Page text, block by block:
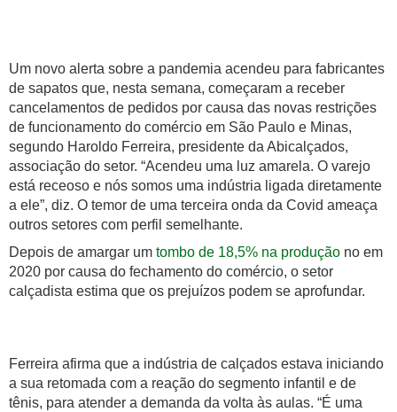
Um novo alerta sobre a pandemia acendeu para fabricantes
de sapatos que, nesta semana, começaram a receber
cancelamentos de pedidos por causa das novas restrições
de funcionamento do comércio em São Paulo e Minas,
segundo Haroldo Ferreira, presidente da Abicalçados,
associação do setor. “Acendeu uma luz amarela. O varejo
está receoso e nós somos uma indústria ligada diretamente
a ele”, diz. O temor de uma terceira onda da Covid ameaça
outros setores com perfil semelhante.
Depois de amargar um tombo de 18,5% na produção no em
2020 por causa do fechamento do comércio, o setor
calçadista estima que os prejuízos podem se aprofundar.
Ferreira afirma que a indústria de calçados estava iniciando
a sua retomada com a reação do segmento infantil e de
tênis, para atender a demanda da volta às aulas. “É uma